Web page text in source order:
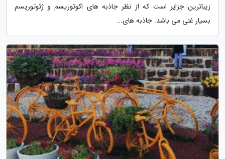
زیباترین جزایر است که از نظر جاذبه های اکوتوریسم و ژئوتوریسم
بسیار غنی می باشد. جاذبه های...